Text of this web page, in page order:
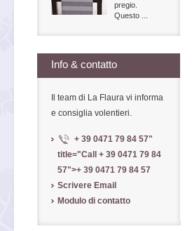
pregio.
Questo ...
Info & contatto
Il team di La Flaura vi informa
e consiglia volentieri.
+ 39 0471 79 84 57"
title="Call + 39 0471 79 84
57">+ 39 0471 79 84 57
Scrivere Email
Modulo di contatto